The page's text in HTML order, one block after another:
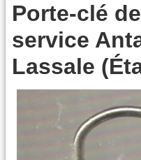
Porte-clé
service
Lassale